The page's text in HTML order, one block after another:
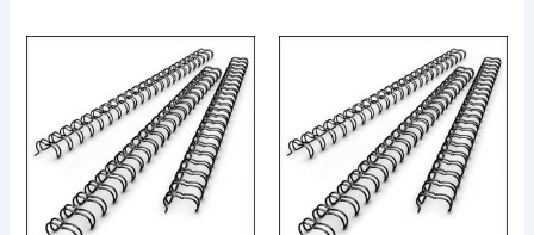
multiple
variants.
The
options
may
be
chosen
multiple
variants.
The
options
may
be
chosen